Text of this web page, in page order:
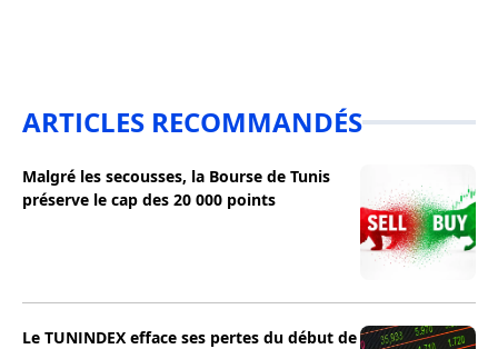
ARTICLES RECOMMANDÉS
Malgré les secousses, la Bourse de Tunis
préserve le cap des 20 000 points
Le TUNINDEX efface ses pertes du début de